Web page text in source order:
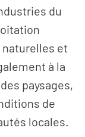
du
et
à la
paysages,
de
locales.